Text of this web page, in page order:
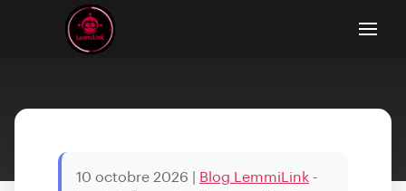
10 octobre 2026 Blog LemmiLink -